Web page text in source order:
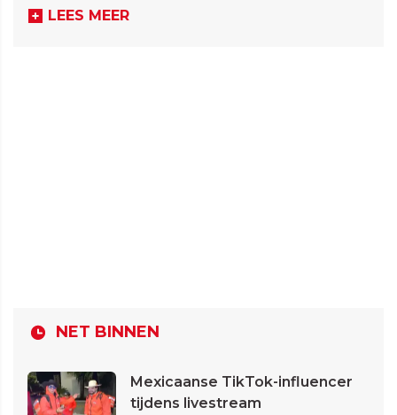
LEES MEER
NET BINNEN
Mexicaanse TikTok-influencer
tijdens livestream